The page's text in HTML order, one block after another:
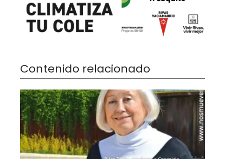
Contenido relacionado